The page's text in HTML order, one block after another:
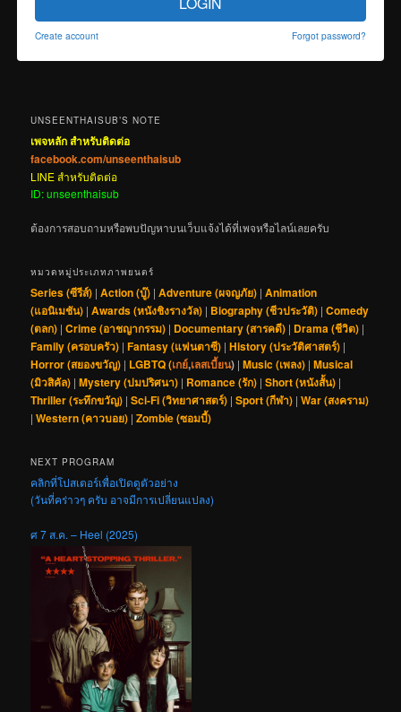
Create account Forgot password?
UNSEENTHAISUB’S NOTE
เพจหลัก สำหรับติดต่อ
facebook.com/unseenthaisub
LINE สำหรับติดต่อ
ID: unseenthaisub
ต้องการสอบถามหรือพบปัญหาบนเว็บแจ้งได้ที่เพจหรือไลน์เลยครับ
หมวดหมู่ประเภทภาพยนตร์
Series (ซีรีส์) |Action (บู๊) |Adventure (ผจญภัย) |Animation
(แอนิเมชัน) |Awards (หนังชิงรางวัล) | Biography (ชีวประวัติ) |Comedy
(ตลก) |Crime (อาชญากรรม) | Documentary (สารคดี) | Drama (ชีวิต) |
Family (ครอบครัว) |Fantasy (แฟนตาซี) |History (ประวัติศาสตร์) |
Horror (สยองขวัญ) | LGBTQ (เกย์,เลสเบี้ยน) |Music (เพลง) |Musical
(มิวสิคัล) |Mystery (ปมปริศนา) | Romance (รัก) |Short (หนังสั้น) |
Thriller (ระทึกขวัญ) |Sci-Fi (วิทยาศาสตร์) |Sport (กีฬา) |War (สงคราม)
|Western (คาวบอย) |Zombie (ซอมบี้)
NEXT PROGRAM
คลิกที่โปสเตอร์เพื่อเปิดดูตัวอย่าง
(วันที่คร่าวๆ ครับ อาจมีการเปลี่ยนแปลง)
ศ 7 ส.ค. – Heel (2025)